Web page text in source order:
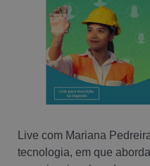
Live com Mariana
tecnologia, em que